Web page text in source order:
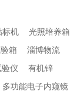
标机
光照培养箱
箱
淄博物流
仪
有机锌
多功能电子内窥镜